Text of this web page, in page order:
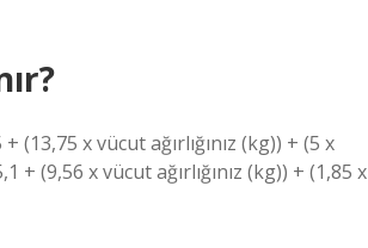
x vücut ağırlığınız (kg)) + (5 x
+ (9,56 x vücut ağırlığınız (kg)) + (1,85 x